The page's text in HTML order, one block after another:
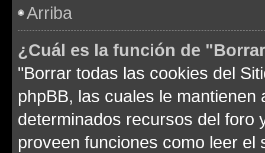
Arriba
¿Cuál es la función de
"Borrar todas las cookies del
phpBB, las cuales le
determinados recursos del foro
proveen funciones como leer el